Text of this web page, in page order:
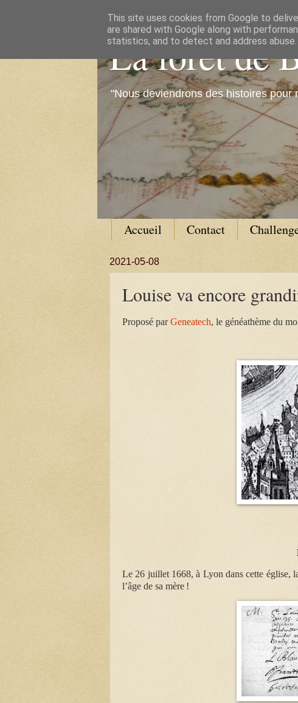
La forêt de
"Nous deviendrons des histoires pour
Accueil Contact
2021-05-08
Louise va encore
Proposé parGeneatech, le généathème du
Le 26 juillet 1668, à Lyon dans cette église,
l’âge de sa mère !
This site uses cookies from Google to
are shared with Google along with
statistics, and to detect and address abuse.